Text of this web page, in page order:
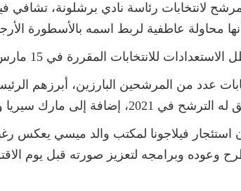
المرشح لانتخابات رئاسة نادي برشلونة،
محاولة عاطفية لربط اسمه بالأسطورة
المقررة في 15 مارس 2026، والتي ينتظرها جمهور النادي الكاتالوني بشغف.
عدد من المرشحين البارزين، أبرزهم
يقدمان خططًا جديدة للنادي، إلى جانب تشافي فيلاجونا.
استئجار فيلاجونا لمكتب والد ميسي يعكس
وبرامجه لتعزيز صورته قبل يوم